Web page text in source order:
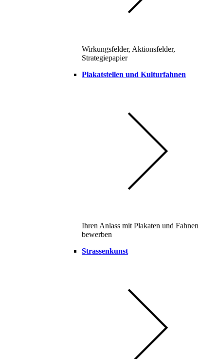
Wirkungsfelder, Aktionsfelder,
Strategiepapier
Plakatstellen und Kulturfahnen
Ihren Anlass mit Plakaten und Fahnen
bewerben
Strassenkunst